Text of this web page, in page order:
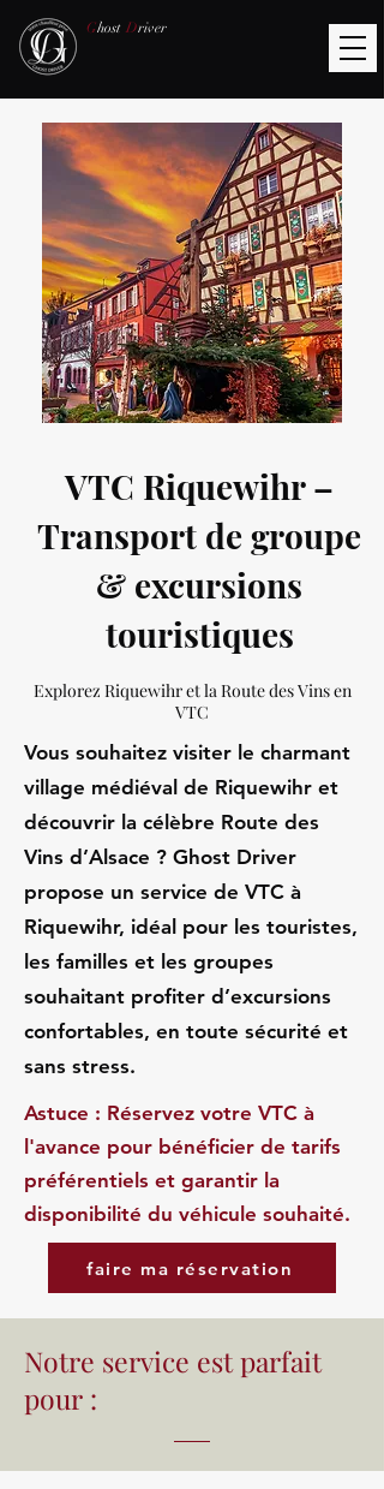
Ghost Driver
VTC Riquewihr –
Transport de groupe
& excursions
touristiques
Explorez Riquewihr et la Route des Vins en
VTC
Vous souhaitez visiter le charmant
village médiéval de Riquewihr et
découvrir la célèbre Route des
Vins d’Alsace ? Ghost Driver
propose un service de VTC à
Riquewihr, idéal pour les touristes,
les familles et les groupes
souhaitant profiter d’excursions
confortables, en toute sécurité et
sans stress.
Astuce : Réservez votre VTC à
l'avance pour bénéficier de tarifs
préférentiels et garantir la
disponibilité du véhicule souhaité.
faire ma réservation
Notre service est parfait
pour :